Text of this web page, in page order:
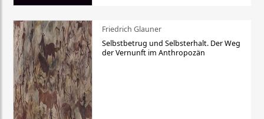
Friedrich Glauner
Selbstbetrug und Selbsterhalt. Der Weg
der Vernunft im Anthropozän